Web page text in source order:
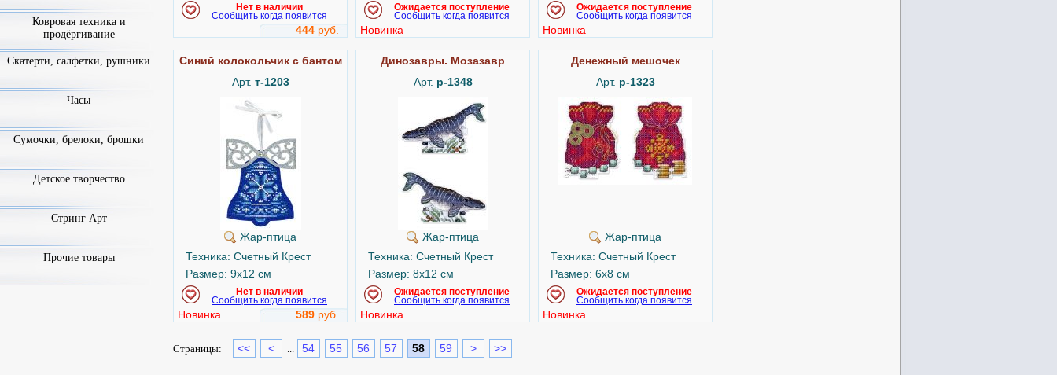
Нет в наличии
Сообщить когда появится
444 руб.
Ожидается поступление
Сообщить когда появится
Новинка
Ожидается поступление
Сообщить когда появится
Новинка
Синий колокольчик с бантом
Арт. т-1203
Жар-птица
Техника: Счетный Крест
Размер: 9x12 см
Нет в наличии
Сообщить когда появится
Новинка 589 руб.
Динозавры. Мозазавр
Арт. р-1348
Жар-птица
Техника: Счетный Крест
Размер: 8x12 см
Ожидается поступление
Сообщить когда появится
Новинка
Денежный мешочек
Арт. р-1323
Жар-птица
Техника: Счетный Крест
Размер: 6x8 см
Ожидается поступление
Сообщить когда появится
Новинка
Страницы: << < 54 55 56 57 58 59 > >>
Ковровая техника и
продёргивание
Скатерти, салфетки, рушники
Часы
Сумочки, брелоки, брошки
Детское творчество
Стринг Арт
Прочие товары